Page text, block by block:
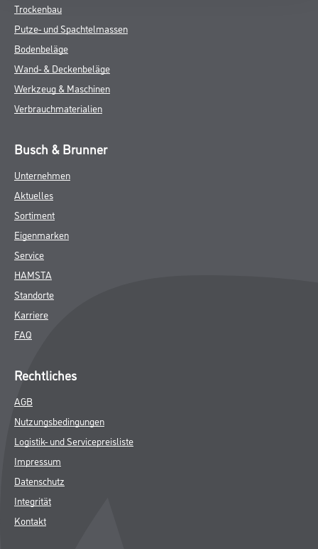
Trockenbau
Putze- und Spachtelmassen
Bodenbeläge
Wand- & Deckenbeläge
Werkzeug & Maschinen
Verbrauchmaterialien
Busch & Brunner
Unternehmen
Aktuelles
Sortiment
Eigenmarken
Service
HAMSTA
Standorte
Karriere
FAQ
Rechtliches
AGB
Nutzungsbedingungen
Logistik- und Servicepreisliste
Impressum
Datenschutz
Integrität
Kontakt